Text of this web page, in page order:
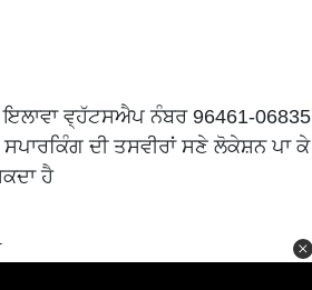
ਵ੍ਹੱਟਸਐਪ ਨੰਬਰ 96461-06835
ਦੀ ਤਸਵੀਰਾਂ ਸਣੇ ਲੋਕੇਸ਼ਨ ਪਾ ਕੇ
ਹੈ